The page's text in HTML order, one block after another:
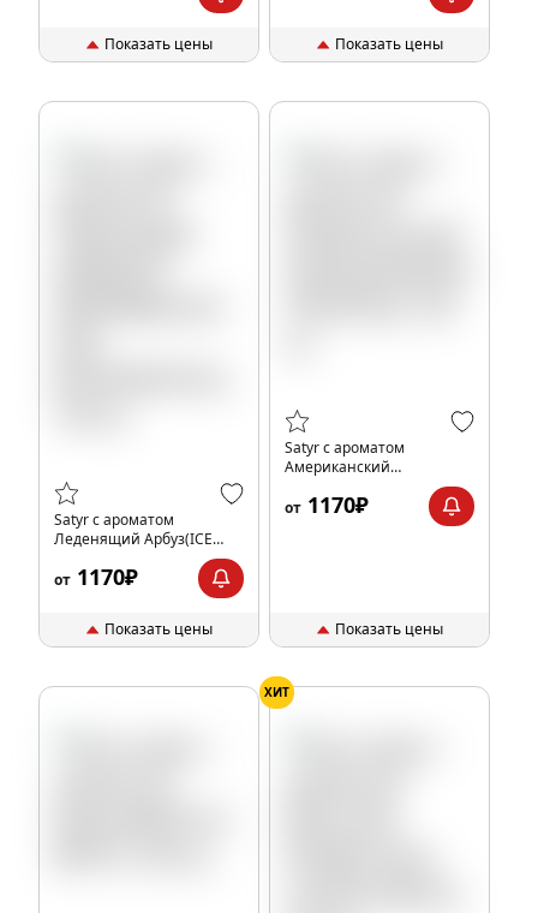
Показать цены Показать цены
Satyr с ароматом
Леденящий Арбуз(ICE
ВОТЕРМЕЛОН), 100 гр.
от 1170₽
Показать цены
Satyr с ароматом
Американский
ГРАНОЛА), 100 гр.
от 1170₽
Показать цены
ХИТ